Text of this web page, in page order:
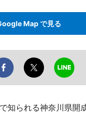
Map で見る
知られる神奈川県開